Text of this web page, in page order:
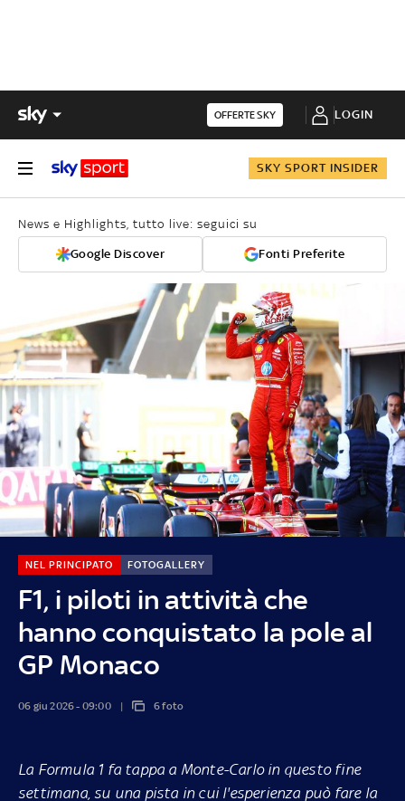
OFFERTE SKY LOGIN
SKY SPORT INSIDER
News e Highlights, tutto live: seguici su
Google Discover Fonti Preferite
F1, i piloti in attività che
hanno conquistato la pole al
GP Monaco
NEL PRINCIPATO FOTOGALLERY
06 giu 2026 - 09:00 6 foto
La Formula 1 fa tappa a Monte-Carlo in questo fine
settimana, su una pista in cui l'esperienza può fare la